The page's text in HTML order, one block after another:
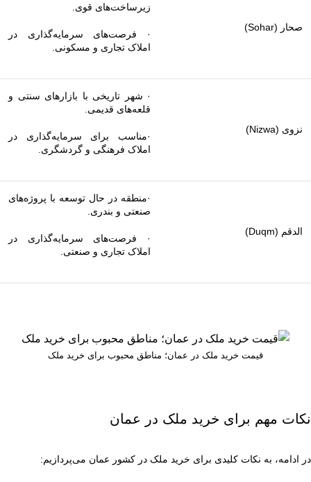
صحار (Sohar)
زیرساخت‌های قوی.
· فرصت‌های سرمایه‌گذاری در
املاک تجاری و مسکونی.
نزوی (Nizwa)
· شهر تاریخی با بازارهای سنتی و
قلعه‌های قدیمی.
·مناسب برای سرمایه‌گذاری در
املاک فرهنگی و گردشگری.
الدقم (Duqm)
·منطقه در حال توسعه با پروژه‌های
صنعتی و بندری.
· فرصت‌های سرمایه‌گذاری در
املاک تجاری و صنعتی.
قیمت خرید ملک در عمان؛ مناطق محبوب برای خرید ملک
نکات مهم برای خرید ملک در عمان
در ادامه، به نکات کلیدی برای خرید ملک در کشور عمان می‌پردازیم: